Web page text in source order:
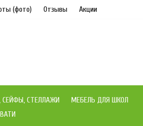
(фото) Отзывы Акции
СЕЙФЫ, СТЕЛЛАЖИ
МЕБЕЛЬ ДЛЯ ШКОЛ